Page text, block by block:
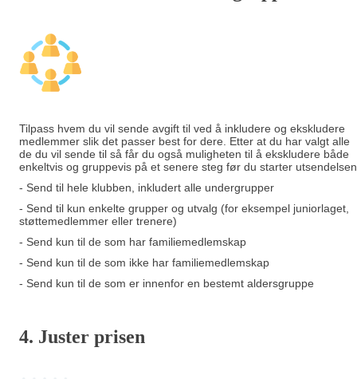
Tilpass hvem du vil sende avgift til ved å inkludere og ekskludere
medlemmer slik det passer best for dere. Etter at du har valgt alle
de du vil sende til så får du også muligheten til å ekskludere både
enkeltvis og gruppevis på et senere steg før du starter
- Send til hele klubben, inkludert alle undergrupper
- Send til kun enkelte grupper og utvalg (for eksempel juniorlaget,
støttemedlemmer eller trenere)
- Send kun til de som har familiemedlemskap
- Send kun til de som ikke har familiemedlemskap
- Send kun til de som er innenfor en bestemt aldersgruppe
4. Juster prisen